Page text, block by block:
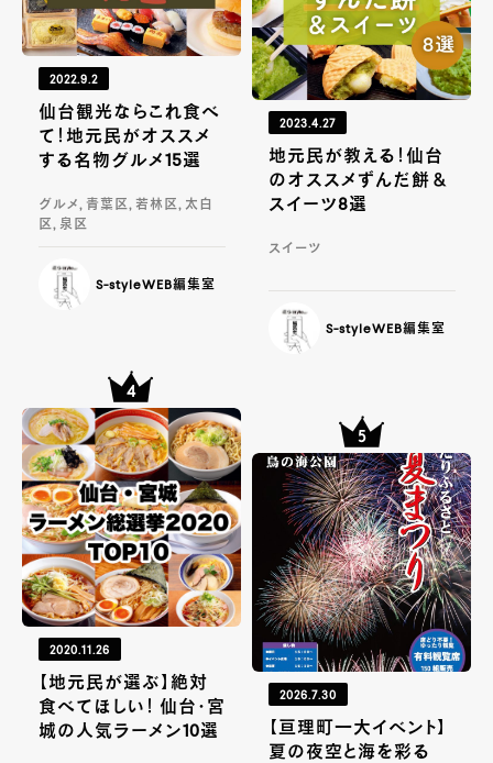
2022.9.2
仙台観光ならこれ食べ
て！地元民がオススメ
する名物グルメ15選
グルメ, 青葉区, 若林区, 太白
区, 泉区
S-styleWEB編集室
2023.4.27
地元民が教える！仙台
のオススメずんだ餅＆
スイーツ8選
スイーツ
S-styleWEB編集室
2020.11.26
【地元民が選ぶ】絶対
食べてほしい！ 仙台・宮
城の人気ラーメン10選
2026.7.30
【亘理町一大イベント】
夏の夜空と海を彩る